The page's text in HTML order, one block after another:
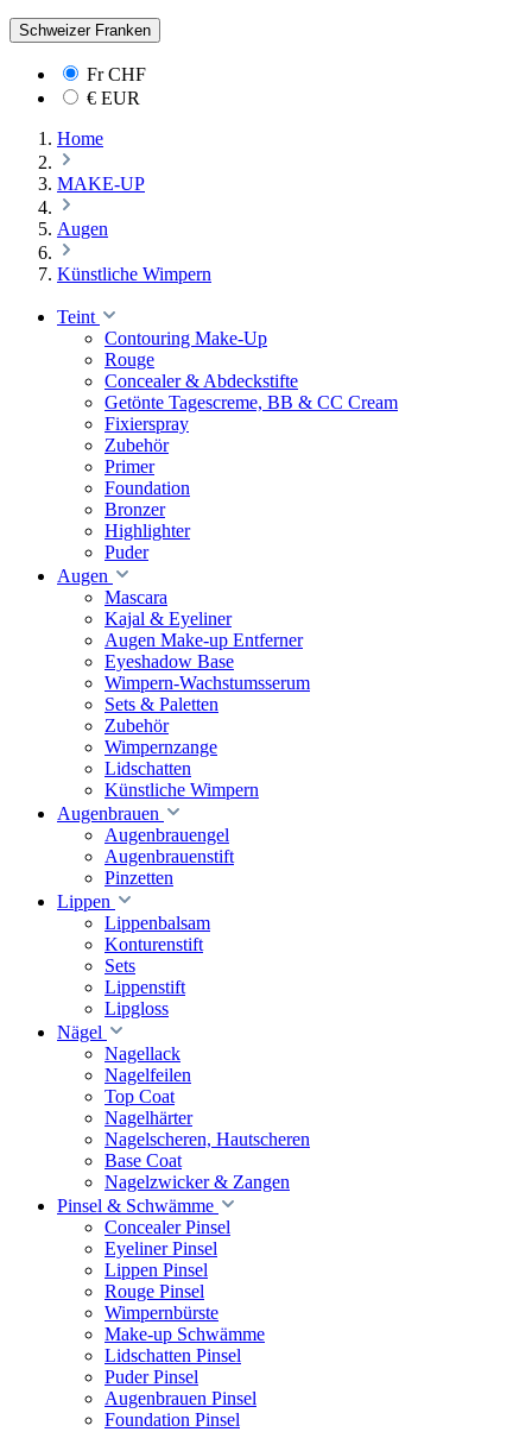
Schweizer Franken
FrCHF
€ EUR
Home
MAKE-UP
Augen
Künstliche Wimpern
Teint
Contouring Make-Up
Rouge
Concealer & Abdeckstifte
Getönte Tagescreme, BB & CC Cream
Fixierspray
Zubehör
Primer
Foundation
Bronzer
Highlighter
Puder
Augen
Mascara
Kajal & Eyeliner
Augen Make-up Entferner
Eyeshadow Base
Wimpern-Wachstumsserum
Sets & Paletten
Zubehör
Wimpernzange
Lidschatten
Künstliche Wimpern
Augenbrauen
Augenbrauengel
Augenbrauenstift
Pinzetten
Lippen
Lippenbalsam
Konturenstift
Sets
Lippenstift
Lipgloss
Nägel
Nagellack
Nagelfeilen
Top Coat
Nagelhärter
Nagelscheren, Hautscheren
Base Coat
Nagelzwicker & Zangen
Pinsel & Schwämme
Concealer Pinsel
Eyeliner Pinsel
Lippen Pinsel
Rouge Pinsel
Wimpernbürste
Make-up Schwämme
Lidschatten Pinsel
Puder Pinsel
Augenbrauen Pinsel
Foundation Pinsel